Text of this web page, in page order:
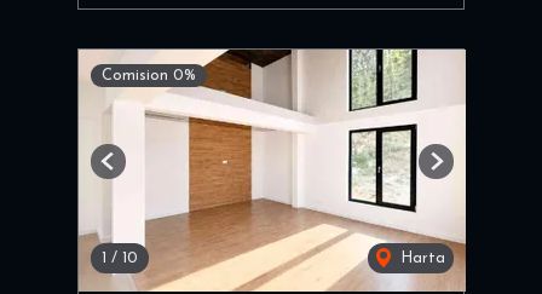
Comision 0%
1 / 10 Harta
Previous Next